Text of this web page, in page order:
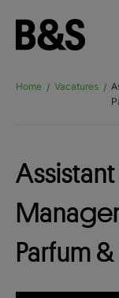
Home / Vacatures /
Parfum